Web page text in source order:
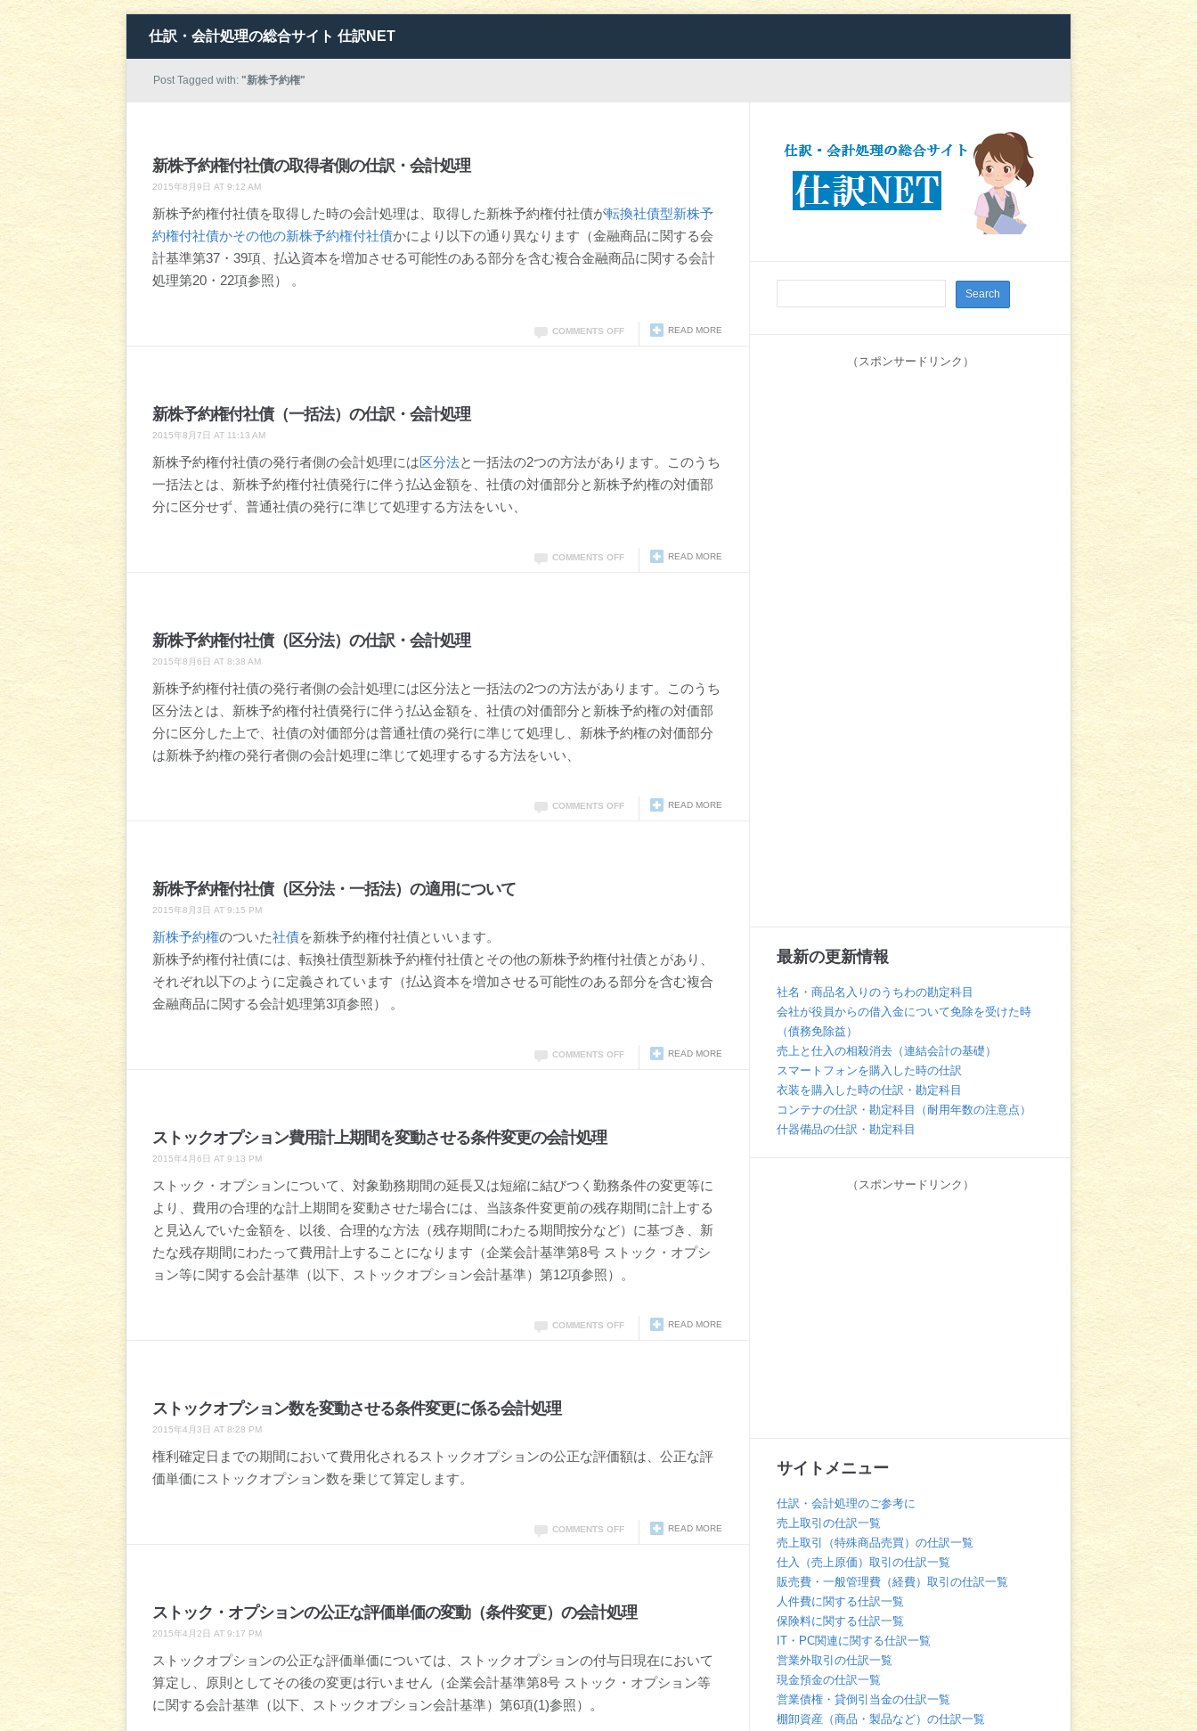
仕訳・会計処理の総合サイト 仕訳NET
Post Tagged with: "新株予約権"
新株予約権付社債の取得者側の仕訳・会計処理
2015年8月9日 AT 9:12 AM
新株予約権付社債を取得した時の会計処理は、取得した新株予約権付社債が転換社債型新株予
約権付社債かその他の新株予約権付社債かにより以下の通り異なります（金融商品に関する会
計基準第37・39項、払込資本を増加させる可能性のある部分を含む複合金融商品に関する会計
処理第20・22項参照） 。
READ MORE
COMMENTS OFF
新株予約権付社債（一括法）の仕訳・会計処理
2015年8月7日 AT 11:13 AM
新株予約権付社債の発行者側の会計処理には区分法と一括法の2つの方法があります。このうち
一括法とは、新株予約権付社債発行に伴う払込金額を、社債の対価部分と新株予約権の対価部
分に区分せず、普通社債の発行に準じて処理する方法をいい、
READ MORE
COMMENTS OFF
新株予約権付社債（区分法）の仕訳・会計処理
2015年8月6日 AT 8:38 AM
新株予約権付社債の発行者側の会計処理には区分法と一括法の2つの方法があります。このうち
区分法とは、新株予約権付社債発行に伴う払込金額を、社債の対価部分と新株予約権の対価部
分に区分した上で、社債の対価部分は普通社債の発行に準じて処理し、新株予約権の対価部分
は新株予約権の発行者側の会計処理に準じて処理するする方法をいい、
READ MORE
COMMENTS OFF
新株予約権付社債（区分法・一括法）の適用について
2015年8月3日 AT 9:15 PM
新株予約権のついた社債を新株予約権付社債といいます。
新株予約権付社債には、転換社債型新株予約権付社債とその他の新株予約権付社債とがあり、
それぞれ以下のように定義されています（払込資本を増加させる可能性のある部分を含む複合
金融商品に関する会計処理第3項参照） 。
READ MORE
COMMENTS OFF
ストックオプション費用計上期間を変動させる条件変更の会計処理
2015年4月6日 AT 9:13 PM
ストック・オプションについて、対象勤務期間の延長又は短縮に結びつく勤務条件の変更等に
より、費用の合理的な計上期間を変動させた場合には、当該条件変更前の残存期間に計上する
と見込んでいた金額を、以後、合理的な方法（残存期間にわたる期間按分など）に基づき、新
たな残存期間にわたって費用計上することになります（企業会計基準第8号 ストック・オプシ
ョン等に関する会計基準（以下、ストックオプション会計基準）第12項参照）。
READ MORE
COMMENTS OFF
ストックオプション数を変動させる条件変更に係る会計処理
2015年4月3日 AT 8:28 PM
権利確定日までの期間において費用化されるストックオプションの公正な評価額は、公正な評
価単価にストックオプション数を乗じて算定します。
READ MORE
COMMENTS OFF
ストック・オプションの公正な評価単価の変動（条件変更）の会計処理
2015年4月2日 AT 9:17 PM
ストックオプションの公正な評価単価については、ストックオプションの付与日現在において
算定し、原則としてその後の変更は行いません（企業会計基準第8号 ストック・オプション等
に関する会計基準（以下、ストックオプション会計基準）第6項(1)参照）。
（スポンサードリンク）
最新の更新情報
社名・商品名入りのうちわの勘定科目
会社が役員からの借入金について免除を受けた時
（債務免除益）
売上と仕入の相殺消去（連結会計の基礎）
スマートフォンを購入した時の仕訳
衣装を購入した時の仕訳・勘定科目
コンテナの仕訳・勘定科目（耐用年数の注意点）
什器備品の仕訳・勘定科目
（スポンサードリンク）
サイトメニュー
仕訳・会計処理のご参考に
売上取引の仕訳一覧
売上取引（特殊商品売買）の仕訳一覧
仕入（売上原価）取引の仕訳一覧
販売費・一般管理費（経費）取引の仕訳一覧
人件費に関する仕訳一覧
保険料に関する仕訳一覧
IT・PC関連に関する仕訳一覧
営業外取引の仕訳一覧
現金預金の仕訳一覧
営業債権・貸倒引当金の仕訳一覧
棚卸資産（商品・製品など）の仕訳一覧